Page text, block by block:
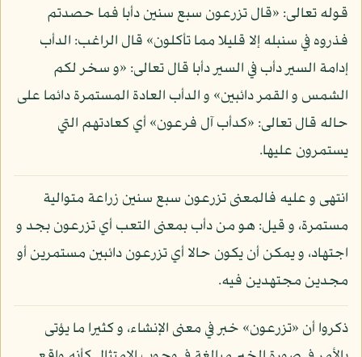
قوله تعالى: «قال تزرعون سبع سنين دأبا فما حصدتم
فذروه في سنبله إلا قليلا مما تأكلون» قال الراغب: الدأب
إدامة السير دأب في السير دأبا قال تعالى: «و سخر لكم
الشمس و القمر دائبين» و الدأب العادة المستمرة دائما على
حاله قال تعالى: «كدأب آل فرعون» أي كعادتهم التي
يستمرون عليها.
انتهى و عليه فالمعنى تزرعون سبع سنين زراعة متوالية
مستمرة، و قيل: هو من دأب بمعنى التعب أي تزرعون بجد و
اجتهاد، و يمكن أن يكون حالا أي تزرعون دائبين مستمرين أو
مجدين مجتهدين فيه.
ذكروا أن «تزرعون» خبر في معنى الإنشاء، و كثيرا ما يؤتى